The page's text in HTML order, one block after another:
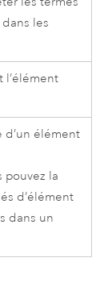
les
l’élément
d’un élément
pouvez la
d’élément
dans un